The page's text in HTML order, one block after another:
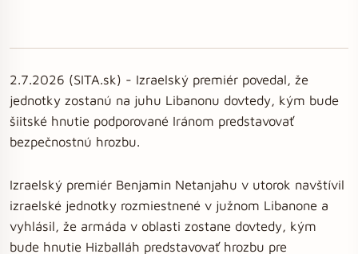
2.7.2026 (SITA.sk) - Izraelský premiér povedal, že
jednotky zostanú na juhu Libanonu dovtedy, kým bude
šiitské hnutie podporované Iránom predstavovať
bezpečnostnú hrozbu.
Izraelský premiér Benjamin Netanjahu v utorok navštívil
izraelské jednotky rozmiestnené v južnom Libanone a
vyhlásil, že armáda v oblasti zostane dovtedy, kým
bude hnutie Hizballáh predstavovať hrozbu pre